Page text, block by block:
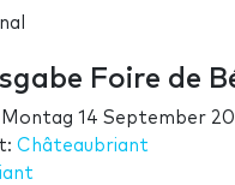
Foire de
Montag 14 September
Châteaubriant